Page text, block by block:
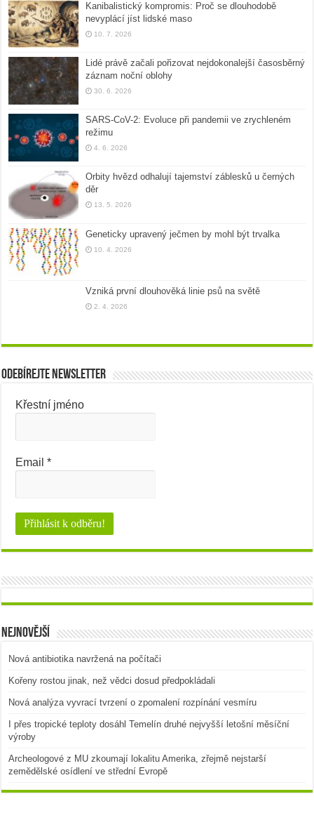
Kanibalistický kompromis: Proč se dlouhodobě
nevyplácí jíst lidské maso
10. 7. 2026
Lidé právě začali pořizovat nejdokonalejší časosběrný
záznam noční oblohy
30. 6. 2026
SARS-CoV-2: Evoluce při pandemii ve zrychleném
režimu
4. 6. 2026
Orbity hvězd odhalují tajemství záblesků u černých
děr
13. 5. 2026
Geneticky upravený ječmen by mohl být trvalka
10. 4. 2026
Vzniká první dlouhověká linie psů na světě
2. 4. 2026
Odebírejte newsletter
Křestní jméno
Email*
Nejnovější
Nová antibiotika navržená na počítači
Kořeny rostou jinak, než vědci dosud předpokládali
Nová analýza vyvrací tvrzení o zpomalení rozpínání vesmíru
I přes tropické teploty dosáhl Temelín druhé nejvyšší letošní měsíční
výroby
Archeologové z MU zkoumají lokalitu Amerika, zřejmě nejstarší
zemědělské osídlení ve střední Evropě